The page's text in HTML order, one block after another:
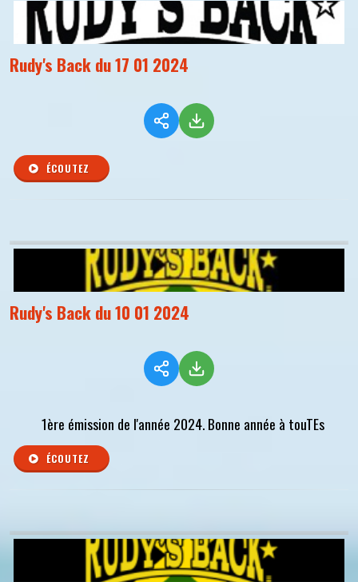
Rudy's Back du 17 01 2024
ÉCOUTEZ
Rudy's Back du 10 01 2024
1ère émission de l'année 2024. Bonne année à touTEs
ÉCOUTEZ